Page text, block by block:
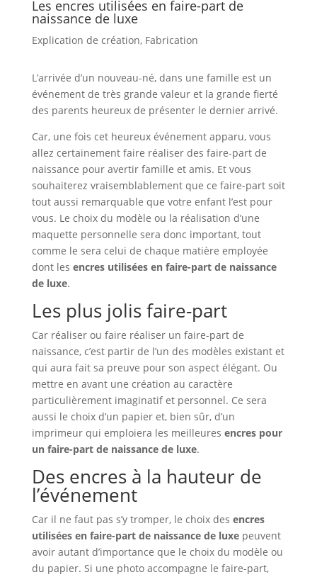
Les encres utilisées en faire-part de
naissance de luxe
Explication de création, Fabrication
L’arrivée d’un nouveau-né, dans une famille est un
événement de très grande valeur et la grande fierté
des parents heureux de présenter le dernier arrivé.
Car, une fois cet heureux événement apparu, vous
allez certainement faire réaliser des faire-part de
naissance pour avertir famille et amis. Et vous
souhaiterez vraisemblablement que ce faire-part soit
tout aussi remarquable que votre enfant l’est pour
vous. Le choix du modèle ou la réalisation d’une
maquette personnelle sera donc important, tout
comme le sera celui de chaque matière employée
dont les encres utilisées en faire-part de naissance
de luxe.
Les plus jolis faire-part
Car réaliser ou faire réaliser un faire-part de
naissance, c’est partir de l’un des modèles existant et
qui aura fait sa preuve pour son aspect élégant. Ou
mettre en avant une création au caractère
particulièrement imaginatif et personnel. Ce sera
aussi le choix d’un papier et, bien sûr, d’un
imprimeur qui emploiera les meilleures encres pour
un faire-part de naissance de luxe.
Des encres à la hauteur de
l’événement
Car il ne faut pas s’y tromper, le choix des encres
utilisées en faire-part de naissance de luxepeuvent
avoir autant d’importance que le choix du modèle ou
du papier. Si une photo accompagne le faire-part,